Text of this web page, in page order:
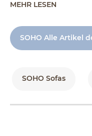
MEHR LESEN
SOHO Alle Artikel
SOHO Sofas